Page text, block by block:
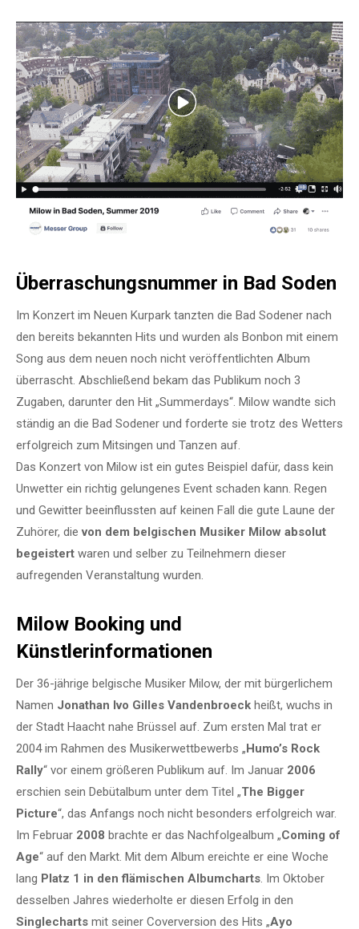
Überraschungsnummer in Bad Soden
Im Konzert im Neuen Kurpark tanzten die Bad Sodener nach
den bereits bekannten Hits und wurden als Bonbon mit einem
Song aus dem neuen noch nicht veröffentlichten Album
überrascht. Abschließend bekam das Publikum noch 3
Zugaben, darunter den Hit „Summerdays“. Milow wandte sich
ständig an die Bad Sodener und forderte sie trotz des Wetters
erfolgreich zum Mitsingen und Tanzen auf.
Das Konzert von Milow ist ein gutes Beispiel dafür, dass kein
Unwetter ein richtig gelungenes Event schaden kann. Regen
und Gewitter beeinflussten auf keinen Fall die gute Laune der
Zuhörer, dievon dem belgischen Musiker Milow absolut
begeistert waren und selber zu Teilnehmern dieser
aufregenden Veranstaltung wurden.
Milow Booking und
Künstlerinformationen
Der 36-jährige belgische Musiker Milow, der mit bürgerlichem
Namen Jonathan Ivo Gilles Vandenbroeck heißt, wuchs in
der Stadt Haacht nahe Brüssel auf. Zum ersten Mal trat er
2004 im Rahmen des Musikerwettbewerbs „Humo’s Rock
Rally“ vor einem größeren Publikum auf. Im Januar 2006
erschien sein Debütalbum unter dem Titel „The Bigger
Picture“, das Anfangs noch nicht besonders erfolgreich war.
Im Februar 2008 brachte er das Nachfolgealbum „Coming of
Age“ auf den Markt. Mit dem Album ereichte er eine Woche
lang Platz 1 in den flämischen Albumcharts. Im Oktober
desselben Jahres wiederholte er diesen Erfolg in den
Singlecharts mit seiner Coverversion des Hits „Ayo